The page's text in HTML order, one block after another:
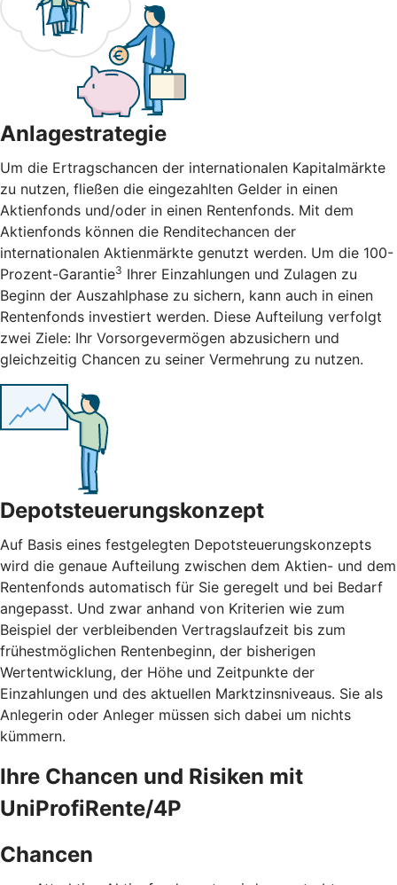
Anlagestrategie
Um die Ertragschancen der internationalen Kapitalmärkte
zu nutzen, fließen die eingezahlten Gelder in einen
Aktienfonds und/oder in einen Rentenfonds. Mit dem
Aktienfonds können die Renditechancen der
internationalen Aktienmärkte genutzt werden. Um die 100-
Prozent-Garantie3 Ihrer Einzahlungen und Zulagen zu
Beginn der Auszahlphase zu sichern, kann auch in einen
Rentenfonds investiert werden. Diese Aufteilung verfolgt
zwei Ziele: Ihr Vorsorgevermögen abzusichern und
gleichzeitig Chancen zu seiner Vermehrung zu nutzen.
Depotsteuerungskonzept
Auf Basis eines festgelegten Depotsteuerungskonzepts
wird die genaue Aufteilung zwischen dem Aktien- und dem
Rentenfonds automatisch für Sie geregelt und bei Bedarf
angepasst. Und zwar anhand von Kriterien wie zum
Beispiel der verbleibenden Vertragslaufzeit bis zum
frühestmöglichen Rentenbeginn, der bisherigen
Wertentwicklung, der Höhe und Zeitpunkte der
Einzahlungen und des aktuellen Marktzinsniveaus. Sie als
Anlegerin oder Anleger müssen sich dabei um nichts
kümmern.
Ihre Chancen und Risiken mit
UniProfiRente/4P
Chancen